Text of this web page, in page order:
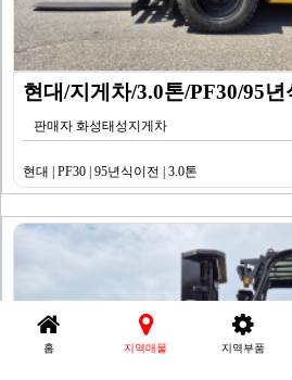
현대/지게차/3.0톤/PF30/95년
판매자 화성태성지게차
현대 | PF30 | 95년식이전 | 3.0톤
홈 지역매물 지역부품